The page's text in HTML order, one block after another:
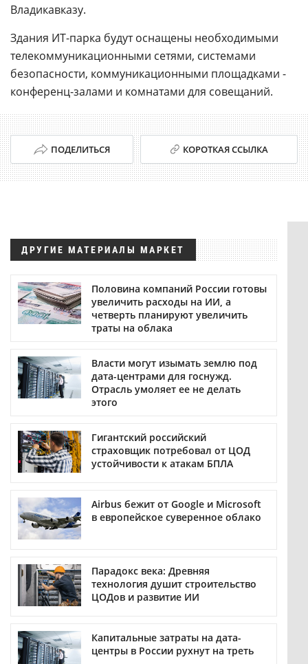
Владикавказу.
Здания ИТ-парка будут оснащены необходимыми
телекоммуникационными сетями, системами
безопасности, коммуникационными площадками -
конференц-залами и комнатами для совещаний.
ПОДЕЛИТЬСЯ КОРОТКАЯ ССЫЛКА
ДРУГИЕ МАТЕРИАЛЫ МАРКЕТ
Половина компаний России готовы
увеличить расходы на ИИ, а
четверть планируют увеличить
траты на облака
Власти могут изымать землю под
дата-центрами для госнужд.
Отрасль умоляет ее не делать
этого
Гигантский российский
страховщик потребовал от ЦОД
устойчивости к атакам БПЛА
Airbus бежит от Google и Microsoft
в европейское суверенное облако
Парадокс века: Древняя
технология душит строительство
ЦОДов и развитие ИИ
Капитальные затраты на дата-
центры в России рухнут на треть